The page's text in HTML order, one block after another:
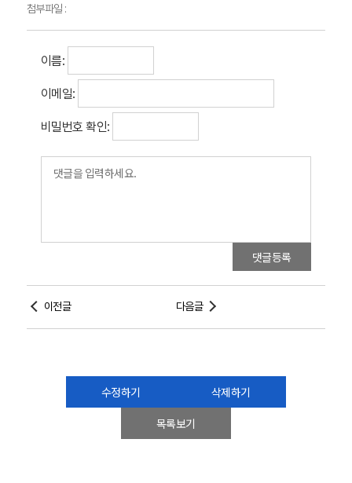
첨부파일 :
이름:
이메일:
비밀번호 확인:
댓글등록
이전글 다음글
수정하기
삭제하기
목록보기